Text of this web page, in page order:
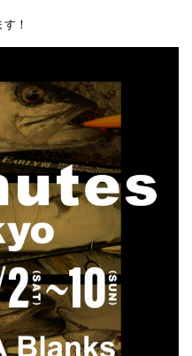
！